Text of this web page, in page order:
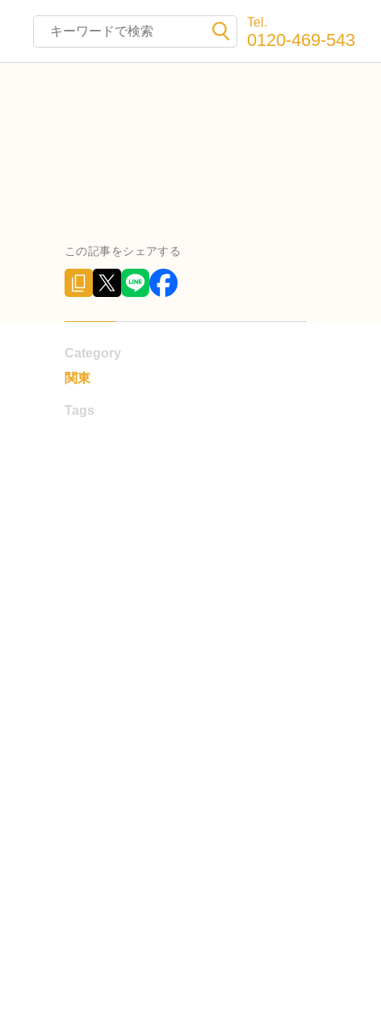
Tel.
0120-469-543
この記事をシェアする
Category
関東
Tags